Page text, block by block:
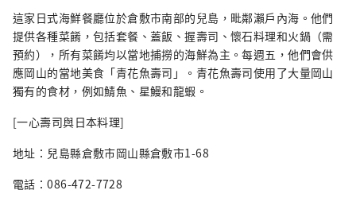
這家日式海鮮餐廳位於倉敷市南部的兒島，毗鄰瀨戶內海。他們
提供各種菜餚，包括套餐、蓋飯、握壽司、懷石料理和火鍋（需
預約），所有菜餚均以當地捕撈的海鮮為主。每週五，他們會供
應岡山的當地美食「青花魚壽司」。青花魚壽司使用了大量岡山
獨有的食材，例如鯖魚、星鰻和龍蝦。
[一心壽司與日本料理]
地址：兒島縣倉敷市岡山縣倉敷市1-68
電話：086-472-7728